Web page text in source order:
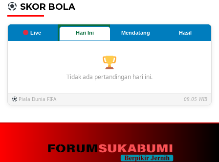
SKOR BOLA
Live Hari Ini Mendatang Hasil
Tidak ada pertandingan hari ini.
Piala Dunia FIFA 09.05 WIB